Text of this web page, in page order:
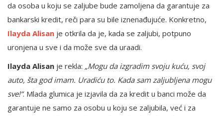
da osoba u koju se zaljube bude zamoljena da garantuje za
bankarski kredit, reči para su bile iznenađujuće. Konkretno,
Ilayda Alisan je otkrila da je, kada se zaljubi, potpuno
uronjena u sve i da može sve da uraadi.
Ilayda Alisan je rekla: „Mogu da izgradim svoju kuću, svoj
auto, šta god imam. Uradiću to. Kada sam zaljubljena mogu
sve!“. Mlada glumica je izjavila da za kredit u banci može da
garantuje ne samo za osobu u koju se zaljubila, već i za